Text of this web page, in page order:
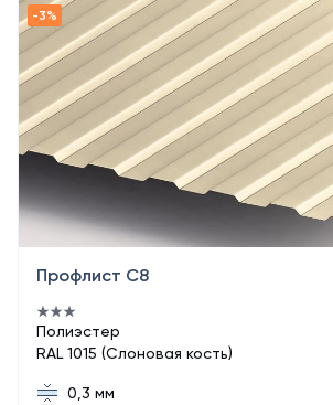
Профлист С8
Полиэстер
RAL 1015 (Слоновая кость)
0,3 мм